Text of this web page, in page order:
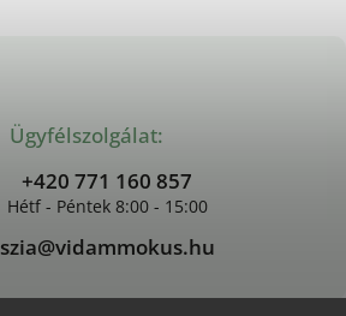
Ügyfélszolgálat:
+420 771 160 857
szia@vidammokus.hu